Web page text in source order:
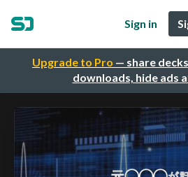
Upgrade to Pro — share
downloads, hide ads
Sign in